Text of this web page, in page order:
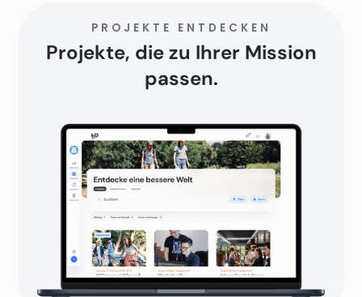
PROJEKTE ENTDECKEN
Projekte, die zu Ihrer Mission
passen.